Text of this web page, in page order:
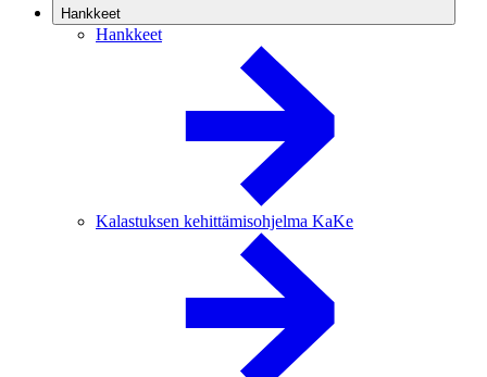
Hankkeet
Hankkeet
Kalastuksen kehittämisohjelma KaKe